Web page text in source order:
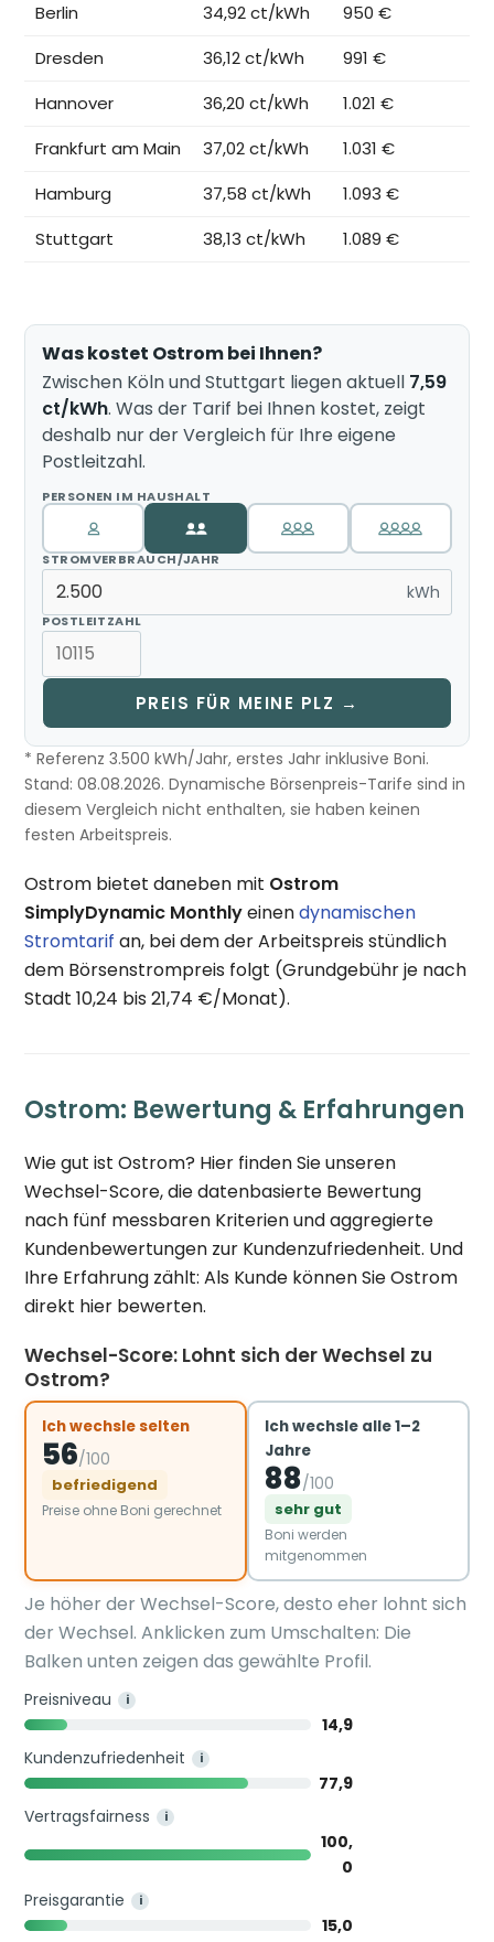
Berlin
34,92 ct/kWh
950 €
Dresden
36,12 ct/kWh
991 €
Hannover
36,20 ct/kWh
1.021 €
Frankfurt am Main
37,02 ct/kWh
1.031 €
Hamburg
37,58 ct/kWh
1.093 €
Stuttgart
38,13 ct/kWh 1.089 €
Was kostet Ostrom bei Ihnen?
Zwischen Köln und Stuttgart liegen aktuell 7,59
ct/kWh. Was der Tarif bei Ihnen kostet, zeigt
deshalb nur der Vergleich für Ihre eigene
Postleitzahl.
PERSONEN IM HAUSHALT
STROMVERBRAUCH/JAHR
kWh
POSTLEITZAHL
PREIS FÜR MEINE PLZ →
* Referenz 3.500 kWh/Jahr, erstes Jahr inklusive Boni.
Stand: 08.08.2026. Dynamische Börsenpreis-Tarife sind in
diesem Vergleich nicht enthalten, sie haben keinen
festen Arbeitspreis.
Ostrom bietet daneben mit Ostrom
SimplyDynamic Monthlyeinendynamischen
Stromtarif an, bei dem der Arbeitspreis stündlich
dem Börsenstrompreis folgt (Grundgebühr je nach
Stadt 10,24 bis 21,74 €/Monat).
Ostrom: Bewertung & Erfahrungen
Wie gut ist Ostrom? Hier finden Sie unseren
Wechsel-Score, die datenbasierte Bewertung
nach fünf messbaren Kriterien und aggregierte
Kundenbewertungen zur Kundenzufriedenheit. Und
Ihre Erfahrung zählt: Als Kunde können Sie Ostrom
direkt hier bewerten.
Wechsel-Score: Lohnt sich der Wechsel zu
Ostrom?
Ich wechsle selten
56/100
befriedigend
Preise ohne Boni gerechnet
Ich wechsle alle 1–2
Jahre
88/100
sehr gut
Boni werden
mitgenommen
Je höher der Wechsel-Score, desto eher lohnt sich
der Wechsel. Anklicken zum Umschalten: Die
Balken unten zeigen das gewählte Profil.
Preisniveau i
14,9
Kundenzufriedenheit
i
77,9
Vertragsfairness
i
100,
0
Preisgarantie
i
15,0